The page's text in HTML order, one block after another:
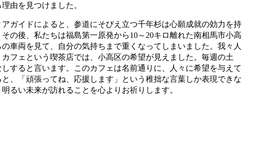
由を見つけました。
ガイドによると、参道にそびえ立つ千年杉は心願成就の効力を持
の後、私たちは福島第一原発から10～20キロ離れた南相馬市小高
車両を見て、自分の気持ちまで重くなってしまいました。我々人
フェという喫茶店では、小高区の希望が見えました。毎週の土
すると言います。このカフェは名前通りに、人々に希望を与えて
、「頑張ってね、応援します」という稚拙な言葉しか表現できな
るい未来が訪れることを心よりお祈りします。